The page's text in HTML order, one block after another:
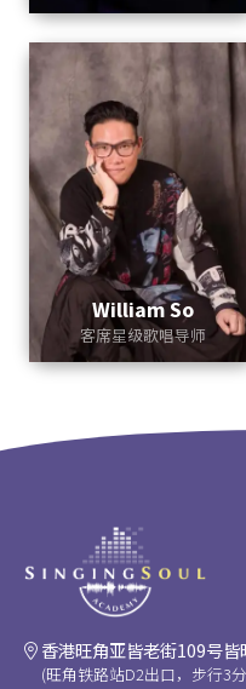
William So
客席星级歌唱导师
香港旺角亚皆老街109号
(旺角铁路站D2出口，步行3